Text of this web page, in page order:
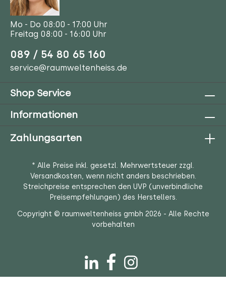
Mo - Do 08:00 - 17:00 Uhr
Freitag 08:00 - 16:00 Uhr
089 / 54 80 65 160
service@raumweltenheiss.de
Shop Service
Informationen
Zahlungsarten
* Alle Preise inkl. gesetzl. Mehrwertsteuer zzgl.
Versandkosten, wenn nicht anders beschrieben.
Streichpreise entsprechen den UVP (unverbindliche
Preisempfehlungen) des Herstellers.
Copyright © raumweltenheiss gmbh 2026 - Alle Rechte
vorbehalten